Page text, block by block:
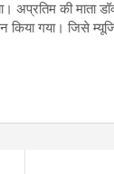
अप्रतिम की माता
किया गया।